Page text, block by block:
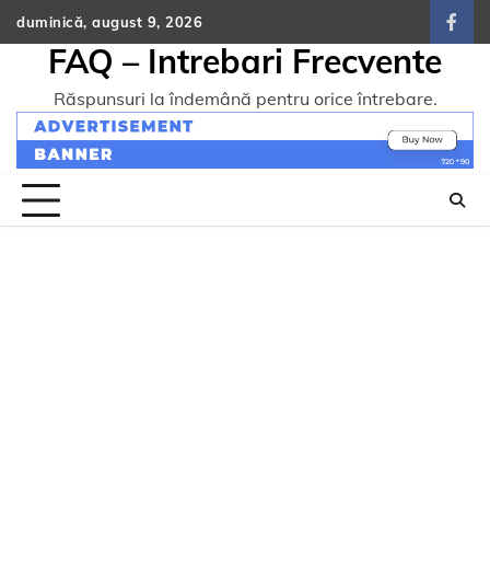
Skip
to
content
duminică, august 9, 2026
FAQ – Intrebari Frecvente
Răspunsuri la îndemână pentru orice întrebare.